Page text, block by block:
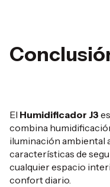
El Humidificador J3
combina
iluminación ambiental
características de
cualquier espacio
confort diario.